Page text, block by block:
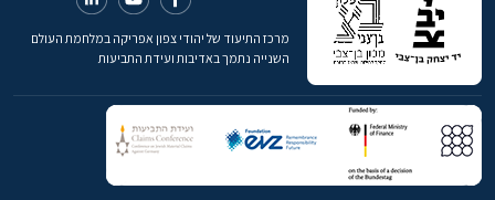
מרכז התיעוד של יהודי צפון אפריקה במלחמת העולם
השנייה נתמך באדיבות ועידת התביעות